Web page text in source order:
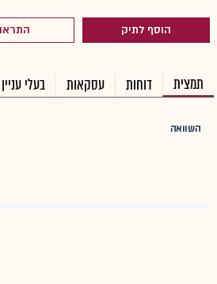
הוסף לתיק
תמצית דוחות עסקאות בעלי עניין
השוואה